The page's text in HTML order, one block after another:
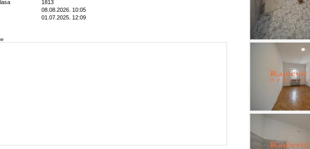
1813
08.08.2026. 10:05
01.07.2025. 12:09